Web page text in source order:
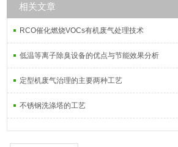
相关文章
RCO催化燃烧VOCs有机废气处理技术
低温等离子除臭设备的优点与节能效果分析
定型机废气治理的主要两种工艺
不锈钢洗涤塔的工艺